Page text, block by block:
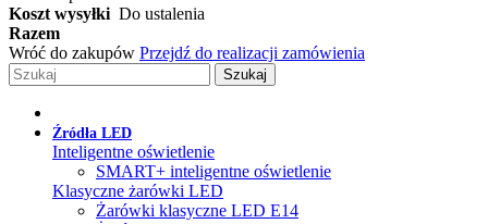
Koszt wysyłki Do ustalenia
Razem
Wróć do zakupów Przejdź do realizacji zamówienia
Szukaj
Źródła LED
Inteligentne oświetlenie
SMART+ inteligentne oświetlenie
Klasyczne żarówki LED
Żarówki klasyczne LED E14